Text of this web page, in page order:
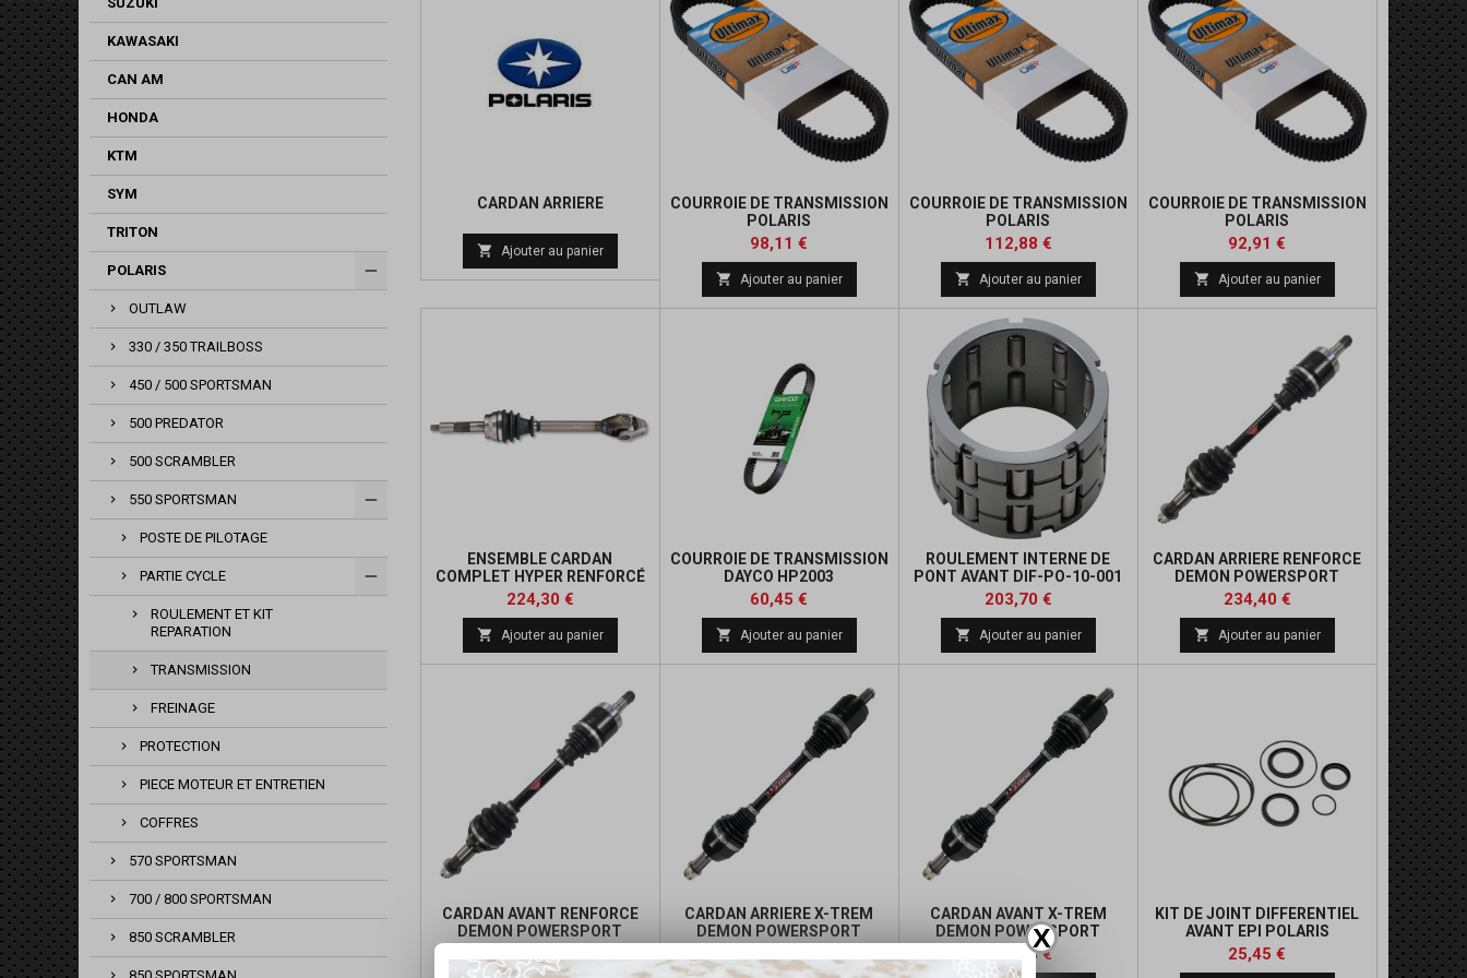
X
KAWASAKI
CAN AM
HONDA
KTM
SYM
TRITON
POLARIS
OUTLAW
330 / 350 TRAILBOSS
450 / 500 SPORTSMAN
500 PREDATOR
500 SCRAMBLER
550 SPORTSMAN
POSTE DE PILOTAGE
PARTIE CYCLE
ROULEMENT ET KIT
REPARATION
TRANSMISSION
FREINAGE
PROTECTION
PIECE MOTEUR ET ENTRETIEN
COFFRES
570 SPORTSMAN
700 / 800 SPORTSMAN
850 SCRAMBLER
CARDAN ARRIERE
de
 Ajouter au panier
COURROIE DE TRANSMISSION
POLARIS
Prix
98,11 €
base
 Ajouter au panier
COURROIE DE TRANSMISSION
POLARIS
Prix
112,88 €Prix
de
base
 Ajouter au panier
COURROIE DE TRANSMISSION
POLARIS
Prix
92,91 €
base
 Ajouter au panier
ENSEMBLE CARDAN
COMPLET HYPER RENFORCÉ
MOOSE POLARIS
Prix
224,30 €Prix
de
base
 Ajouter au panier
COURROIE DE TRANSMISSION
DAYCO HP2003
Prix
60,45 €
base
 Ajouter au panier
ROULEMENT INTERNE DE
PONT AVANT DIF-PO-10-001
Prix
203,70 €
 Ajouter au panier
CARDAN ARRIERE RENFORCE
DEMON POWERSPORT
Prix
234,40 €Prix
de
base
 Ajouter au panier
CARDAN AVANT RENFORCE
DEMON POWERSPORT
CARDAN ARRIERE X-TREM
DEMON POWERSPORT
CARDAN AVANT X-TREM
DEMON POWERSPORT
396,73 €Prix
KIT DE JOINT DIFFERENTIEL
AVANT EPI POLARIS
Prix
25,45 €